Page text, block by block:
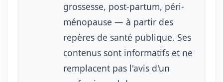
grossesse, post-partum, péri-
ménopause — à partir des
repères de santé publique. Ses
contenus sont informatifs et ne
remplacent pas l'avis d'un